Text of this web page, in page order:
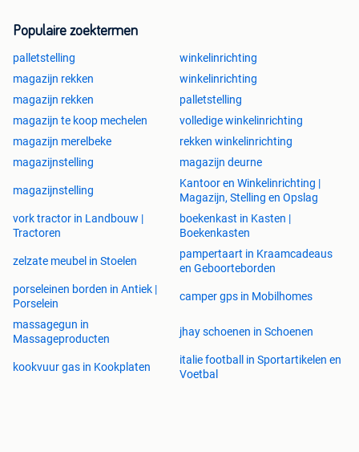
gebruikte grootvak stellingen, gebruikt magazijn, gebruikt
magazijninrichtingen, gebruikte magazijn stelling,
gebruikte magazijn stellingen, gebruikt stelling, gebruikt
stellingen, gebruikte grootvakstellingen, gebruikte
grootvakstelling, gebruikte grootvak stellingen, gebruikte
grootvak stelling. nieuwe magazijnstelling, nieuwe
magazijnstellingen, nieuwemagazijnstelling,
nieuwemagazijnstellingen,gebruikt mecalux, gebruikt
jungheinrich, gebruikt jung heinrich, gebruikte jungheinrich,
gebruikte jung heinrich, gebruiktemecalux, gebruikte
magazijninrichting, gebruikte magazijn inrichting,
gebruiktemagazijninrichting, gebruiktemagazijn inrichting,
gebruikte breedvakstellingen, gebruikte breedvakstelling,
breedvakstellingen, breedvakstelling, archiefstellingen,
archiefstelling, kantoorinrichting, kantoor inrichting,
kantoor inrichtingen
Populaire zoektermen
palletstelling
winkelinrichting
magazijn rekken
winkelinrichting
magazijn rekken
palletstelling
magazijn te koop mechelen
volledige winkelinrichting
magazijn merelbeke
rekken winkelinrichting
magazijnstelling
magazijn deurne
magazijnstelling
Kantoor en Winkelinrichting |
Magazijn, Stelling en Opslag
vork tractor in Landbouw |
Tractoren
boekenkast in Kasten |
Boekenkasten
zelzate meubel in Stoelen
pampertaart in Kraamcadeaus
en Geboorteborden
porseleinen borden in Antiek |
Porselein
camper gps in Mobilhomes
massagegun in
Massageproducten
jhay schoenen in Schoenen
kookvuur gas in Kookplaten
italie football in Sportartikelen en
Voetbal